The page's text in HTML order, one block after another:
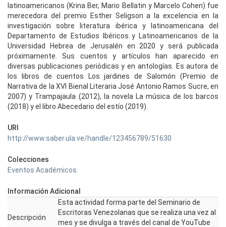
latinoamericanos (Krina Ber, Mario Bellatin y Marcelo Cohen) fue
merecedora del premio Esther Seligson a la excelencia en la
investigación sobre literatura ibérica y latinoamericana del
Departamento de Estudios Ibéricos y Latinoamericanos de la
Universidad Hebrea de Jerusalén en 2020 y será publicada
próximamente. Sus cuentos y artículos han aparecido en
diversas publicaciones periódicas y en antologías. Es autora de
los libros de cuentos Los jardines de Salomón (Premio de
Narrativa de la XVI Bienal Literaria José Antonio Ramos Sucre, en
2007) y Trampajaula (2012), la novela La música de los barcos
(2018) y el libro Abecedario del estío (2019).
URI
http://www.saber.ula.ve/handle/123456789/51630
Colecciones
Eventos Académicos
Información Adicional
Descripción
Esta actividad forma parte del Seminario de
Escritoras Venezolanas que se realiza una vez al
mes y se divulga a través del canal de YouTube